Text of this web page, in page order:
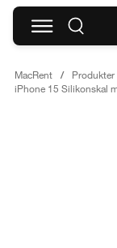
MacRent Produkter
iPhone 15 Silikonskal